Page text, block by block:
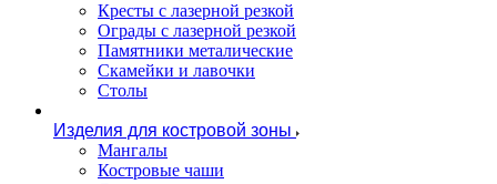
Кресты с лазерной резкой
Ограды с лазерной резкой
Памятники металические
Скамейки и лавочки
Столы
Изделия для костровой зоны
Мангалы
Костровые чаши